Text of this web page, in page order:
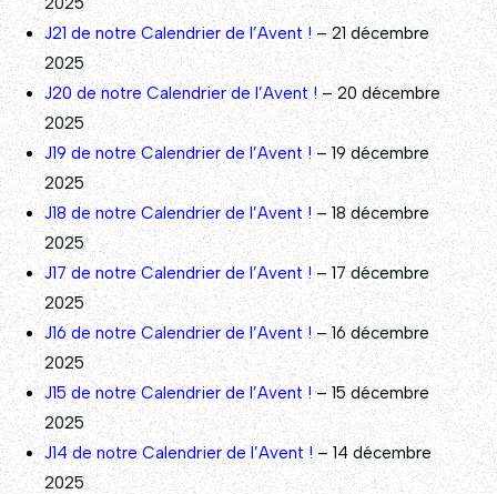
J21 de notre Calendrier de l’Avent !– 21 décembre
2025
J20 de notre Calendrier de l’Avent !– 20 décembre
2025
J19 de notre Calendrier de l’Avent !– 19 décembre
2025
J18 de notre Calendrier de l’Avent ! – 18 décembre
2025
J17 de notre Calendrier de l’Avent !– 17 décembre
2025
J16 de notre Calendrier de l’Avent !– 16 décembre
2025
J15 de notre Calendrier de l’Avent !– 15 décembre
2025
J14 de notre Calendrier de l’Avent !– 14 décembre
2025